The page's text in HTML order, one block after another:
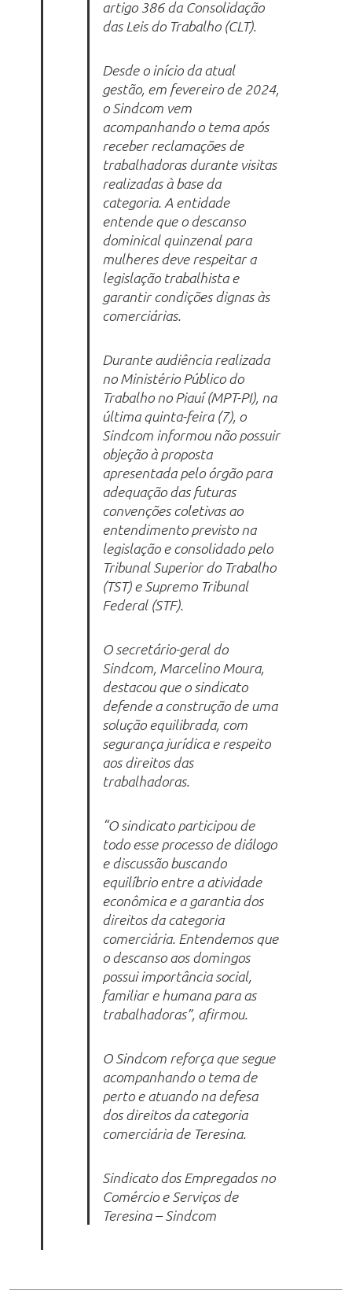
artigo 386 da Consolidação
das Leis do Trabalho (CLT).
Desde o início da atual
gestão, em fevereiro de 2024,
o Sindcom vem
acompanhando o tema após
receber reclamações de
trabalhadoras durante visitas
realizadas à base da
categoria. A entidade
entende que o descanso
dominical quinzenal para
mulheres deve respeitar a
legislação trabalhista e
garantir condições dignas às
comerciárias.
Durante audiência realizada
no Ministério Público do
Trabalho no Piauí (MPT-PI), na
última quinta-feira (7), o
Sindcom informou não possuir
objeção à proposta
apresentada pelo órgão para
adequação das futuras
convenções coletivas ao
entendimento previsto na
legislação e consolidado pelo
Tribunal Superior do Trabalho
(TST) e Supremo Tribunal
Federal (STF).
O secretário-geral do
Sindcom, Marcelino Moura,
destacou que o sindicato
defende a construção de uma
solução equilibrada, com
segurança jurídica e respeito
aos direitos das
trabalhadoras.
“O sindicato participou de
todo esse processo de diálogo
e discussão buscando
equilíbrio entre a atividade
econômica e a garantia dos
direitos da categoria
comerciária. Entendemos que
o descanso aos domingos
possui importância social,
familiar e humana para as
trabalhadoras”, afirmou.
O Sindcom reforça que segue
acompanhando o tema de
perto e atuando na defesa
dos direitos da categoria
comerciária de Teresina.
Sindicato dos Empregados no
Comércio e Serviços de
Teresina – Sindcom